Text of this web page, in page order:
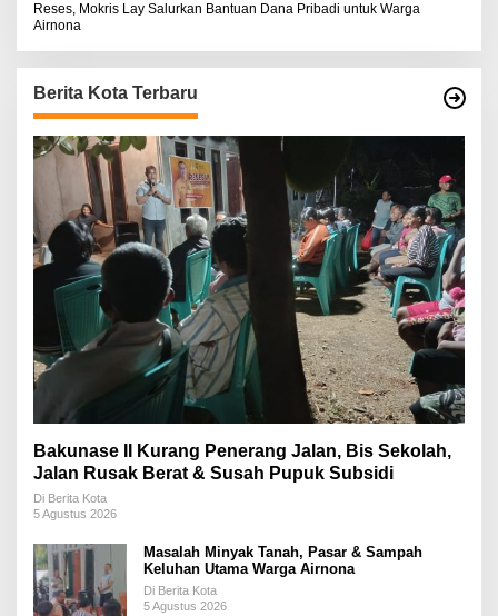
Reses, Mokris Lay Salurkan Bantuan Dana Pribadi untuk Warga
Airnona
Berita Kota Terbaru
Bakunase II Kurang Penerang Jalan, Bis Sekolah,
Jalan Rusak Berat & Susah Pupuk Subsidi
Di Berita Kota
5 Agustus 2026
Masalah Minyak Tanah, Pasar & Sampah
Keluhan Utama Warga Airnona
Di Berita Kota
5 Agustus 2026